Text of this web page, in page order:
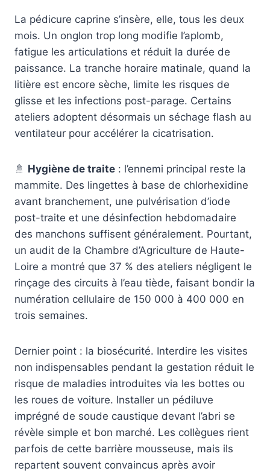
La pédicure caprine s’insère, elle, tous les deux
mois. Un onglon trop long modifie l’aplomb,
fatigue les articulations et réduit la durée de
paissance. La tranche horaire matinale, quand la
litière est encore sèche, limite les risques de
glisse et les infections post-parage. Certains
ateliers adoptent désormais un séchage flash au
ventilateur pour accélérer la cicatrisation.
🚿 Hygiène de traite : l’ennemi principal reste la
mammite. Des lingettes à base de chlorhexidine
avant branchement, une pulvérisation d’iode
post-traite et une désinfection hebdomadaire
des manchons suffisent généralement. Pourtant,
un audit de la Chambre d’Agriculture de Haute-
Loire a montré que 37 % des ateliers négligent le
rinçage des circuits à l’eau tiède, faisant bondir la
numération cellulaire de 150 000 à 400 000 en
trois semaines.
Dernier point : la biosécurité. Interdire les visites
non indispensables pendant la gestation réduit le
risque de maladies introduites via les bottes ou
les roues de voiture. Installer un pédiluve
imprégné de soude caustique devant l’abri se
révèle simple et bon marché. Les collègues rient
parfois de cette barrière mousseuse, mais ils
repartent souvent convaincus après avoir